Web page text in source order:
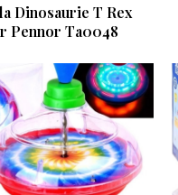
Dinosaurie T Rex
Pennor Ta0048